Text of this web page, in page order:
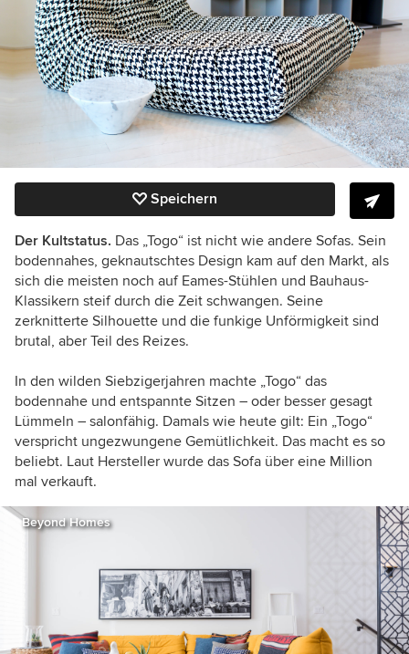
Speichern
Der Kultstatus. Das „Togo“ ist nicht wie andere Sofas. Sein
bodennahes, geknautschtes Design kam auf den Markt, als
sich die meisten noch auf Eames-Stühlen und Bauhaus-
Klassikern steif durch die Zeit schwangen. Seine
zerknitterte Silhouette und die funkige Unförmigkeit sind
brutal, aber Teil des Reizes.
In den wilden Siebzigerjahren machte „Togo“ das
bodennahe und entspannte Sitzen – oder besser gesagt
Lümmeln – salonfähig. Damals wie heute gilt: Ein „Togo“
verspricht ungezwungene Gemütlichkeit. Das macht es so
beliebt. Laut Hersteller wurde das Sofa über eine Million
mal verkauft.
Beyond Homes